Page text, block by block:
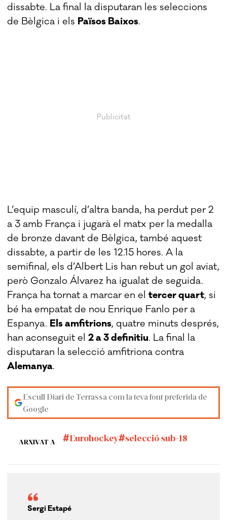
dissabte. La final la disputaran les seleccions
de Bèlgica i els Països Baixos.
L’equip masculí, d’altra banda, ha perdut per 2
a 3 amb França i jugarà el matx per la medalla
de bronze davant de Bèlgica, també aquest
dissabte, a partir de les 12.15 hores. A la
semifinal, els d’Albert Lis han rebut un gol aviat,
però Gonzalo Álvarez ha igualat de seguida.
França ha tornat a marcar en eltercer quart, si
bé ha empatat de nou Enrique Fanlo per a
Espanya. Els amfitrions, quatre minuts després,
han aconseguit el2 a 3 definitiu. La final la
disputaran la selecció amfitriona contra
Alemanya.
Escull Diari de Terrassa com la teva font preferida de
Google
ARXIVAT A Eurohockey selecció sub-18
Sergi Estapé